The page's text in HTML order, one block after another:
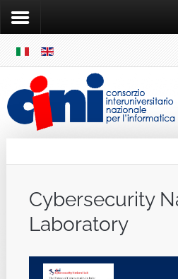
MENU
Cybersecurity
Laboratory